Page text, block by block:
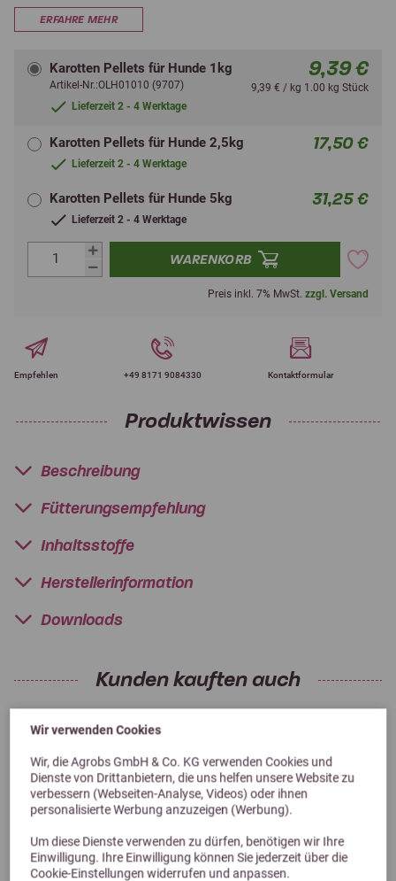
Wir verwenden Cookies
Wir, die Agrobs GmbH & Co. KG verwenden Cookies und
Dienste von Drittanbietern, die uns helfen unsere Website zu
verbessern (Webseiten-Analyse, Videos) oder ihnen
personalisierte Werbung anzuzeigen (Werbung).
Um diese Dienste verwenden zu dürfen, benötigen wir Ihre
Einwilligung. Ihre Einwilligung können Sie jederzeit über die
Cookie-Einstellungen widerrufen und anpassen.
ERFAHRE MEHR
Karotten Pellets für Hunde 1kg
Artikel-Nr.:OLH01010 (9707)
Lieferzeit 2 - 4 Werktage
9,39 €
9,39 € / kg 1.00 kg Stück
Karotten Pellets für Hunde 2,5kg
Lieferzeit 2 - 4 Werktage
17,50 €
Karotten Pellets für Hunde 5kg
Lieferzeit 2 - 4 Werktage
31,25 €
WARENKORB
Preis inkl. 7% MwSt. zzgl. Versand
Empfehlen +49 8171 9084330 Kontaktformular
Produktwissen
Beschreibung
Fütterungsempfehlung
Inhaltsstoffe
Herstellerinformation
Downloads
Kunden kauften auch